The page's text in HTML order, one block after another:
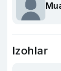
Izohlar